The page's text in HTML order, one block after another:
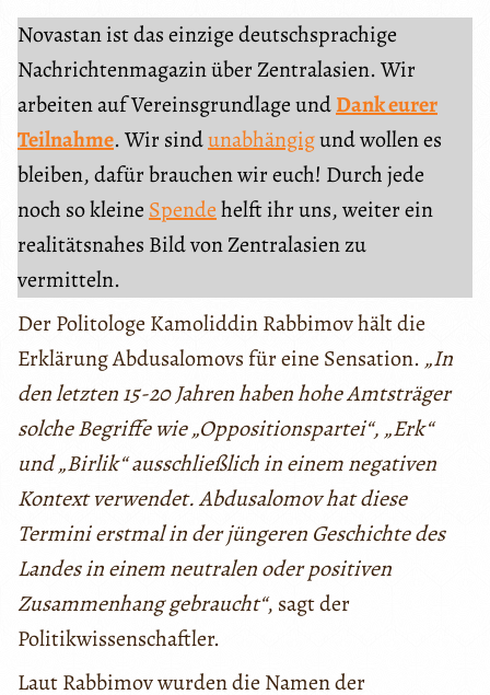
Novastan ist das einzige deutschsprachige
Nachrichtenmagazin über Zentralasien. Wir
arbeiten auf Vereinsgrundlage undDank eurer
Teilnahme. Wir sindunabhängigund wollen es
bleiben, dafür brauchen wir euch! Durch jede
noch so kleine Spendehelft ihr uns, weiter ein
realitätsnahes Bild von Zentralasien zu
vermitteln.
Der Politologe Kamoliddin Rabbimov hält die
Erklärung Abdusalomovs für eine Sensation. „In
den letzten 15-20 Jahren haben hohe Amtsträger
solche Begriffe wie „Oppositionspartei“, „Erk“
und „Birlik“ ausschließlich in einem negativen
Kontext verwendet. Abdusalomov hat diese
Termini erstmal in der jüngeren Geschichte des
Landes in einem neutralen oder positiven
Zusammenhang gebraucht“, sagt der
Politikwissenschaftler.
Laut Rabbimov wurden die Namen der